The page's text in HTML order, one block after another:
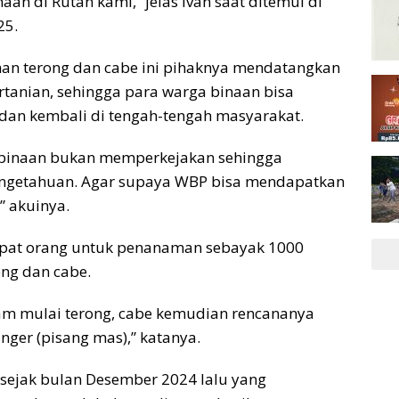
terong dan cabe ini pihaknya mendatangkan
sehingga para warga binaan bisa
kembali di tengah-tengah masyarakat.
bukan memperkejakan sehingga
Agar supaya WBP bisa mendapatkan
akuinya.
orang untuk penanaman sebayak 1000
dan cabe.
mulai terong, cabe kemudian rencananya
(pisang mas),” katanya.
bulan Desember 2024 lalu yang